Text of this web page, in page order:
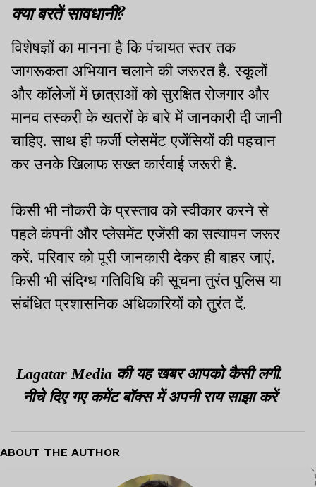
क्या बरतें सावधानी?
विशेषज्ञों का मानना है कि पंचायत स्तर तक
जागरूकता अभियान चलाने की जरूरत है. स्कूलों
और कॉलेजों में छात्राओं को सुरक्षित रोजगार और
मानव तस्करी के खतरों के बारे में जानकारी दी जानी
चाहिए. साथ ही फर्जी प्लेसमेंट एजेंसियों की पहचान
कर उनके खिलाफ सख्त कार्रवाई जरूरी है.
किसी भी नौकरी के प्रस्ताव को स्वीकार करने से
पहले कंपनी और प्लेसमेंट एजेंसी का सत्यापन जरूर
करें. परिवार को पूरी जानकारी देकर ही बाहर जाएं.
किसी भी संदिग्ध गतिविधि की सूचना तुरंत पुलिस या
संबंधित प्रशासनिक अधिकारियों को तुरंत दें.
Lagatar Media की यह खबर आपको कैसी लगी.
नीचे दिए गए कमेंट बॉक्स में अपनी राय साझा करें
ABOUT THE AUTHOR